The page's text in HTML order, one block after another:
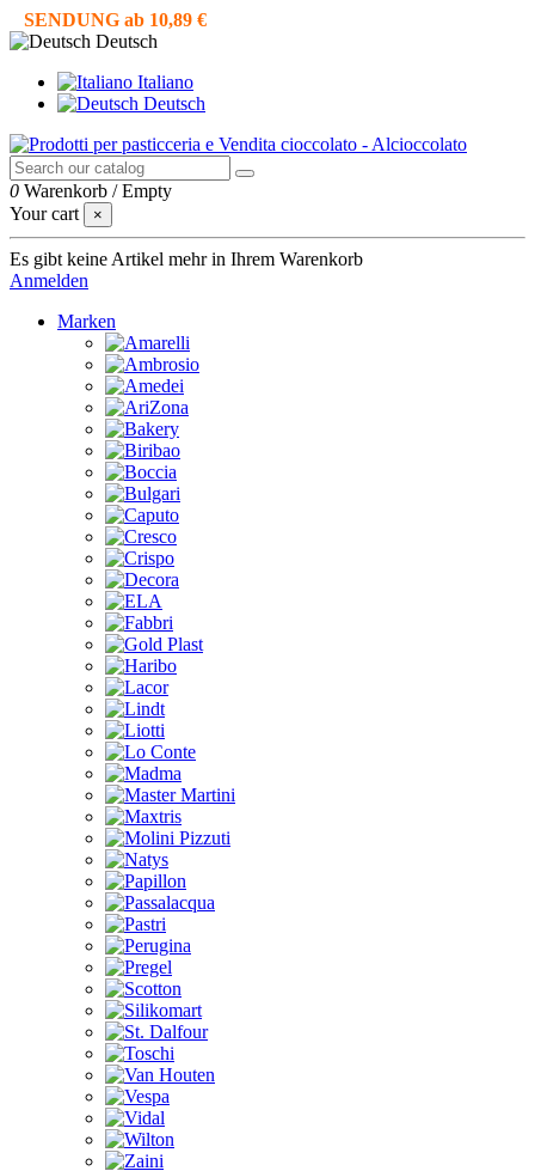
SENDUNG ab 10,89 €
Deutsch
Italiano
Deutsch
0 Warenkorb /Empty
Your cart
×
Es gibt keine Artikel mehr in Ihrem Warenkorb
Anmelden
Marken